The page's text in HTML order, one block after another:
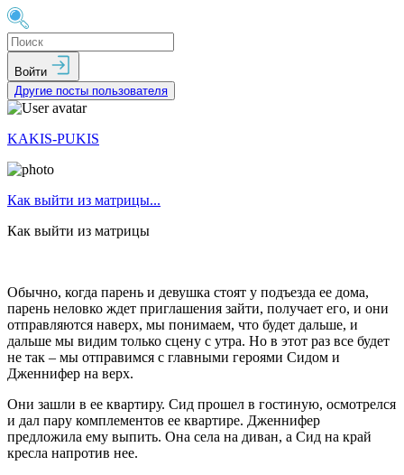
Войти
Другие посты пользователя
KAKIS-PUKIS
Как выйти из матрицы...
Как выйти из матрицы
Обычно, когда парень и девушка стоят у подъезда ее дома,
парень неловко ждет приглашения зайти, получает его, и они
отправляются наверх, мы понимаем, что будет дальше, и
дальше мы видим только сцену с утра. Но в этот раз все будет
не так – мы отправимся с главными героями Сидом и
Дженнифер на верх.
Они зашли в ее квартиру. Сид прошел в гостиную, осмотрелся
и дал пару комплементов ее квартире. Дженнифер
предложила ему выпить. Она села на диван, а Сид на край
кресла напротив нее.